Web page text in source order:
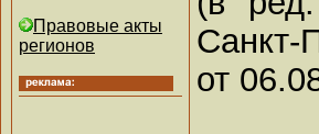
Правовые акты
регионов
Санкт-
от